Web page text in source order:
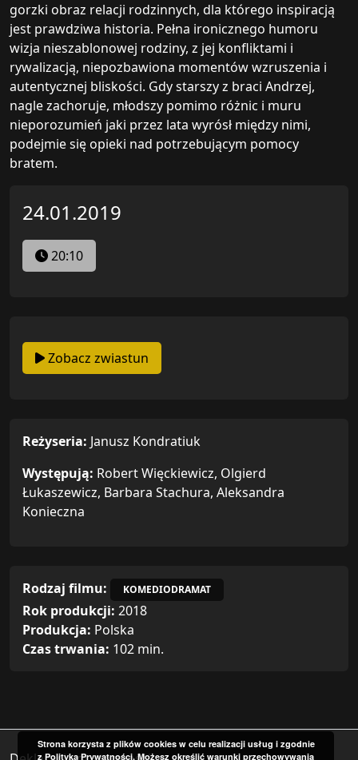
gorzki obraz relacji rodzinnych, dla którego inspiracją
jest prawdziwa historia. Pełna ironicznego humoru
wizja nieszablonowej rodziny, z jej konfliktami i
rywalizacją, niepozbawiona momentów wzruszenia i
autentycznej bliskości. Gdy starszy z braci Andrzej,
nagle zachoruje, młodszy pomimo różnic i muru
nieporozumień jaki przez lata wyrósł między nimi,
podejmie się opieki nad potrzebującym pomocy
bratem.
24.01.2019
20:10
Zobacz zwiastun
Reżyseria: Janusz Kondratiuk
Występują: Robert Więckiewicz, Olgierd
Łukaszewicz, Barbara Stachura, Aleksandra
Konieczna
Rodzaj filmu: KOMEDIODRAMAT
Rok produkcji: 2018
Produkcja: Polska
Czas trwania: 102 min.
Strona korzysta z plików cookies w celu realizacji usług i zgodnie
z Polityką Prywatności. Możesz określić warunki przechowywania